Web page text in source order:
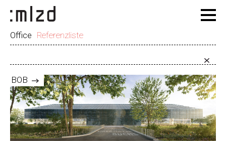
Office Referenzliste
BOB